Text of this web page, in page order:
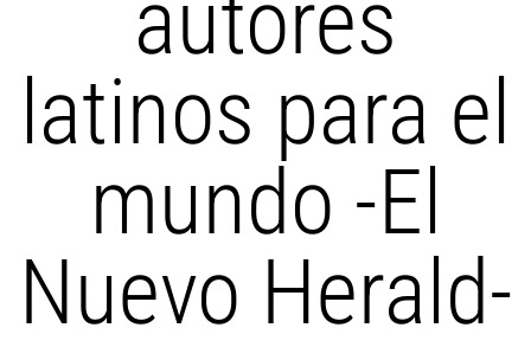
autores
latinos para el
mundo -El
Nuevo Herald-